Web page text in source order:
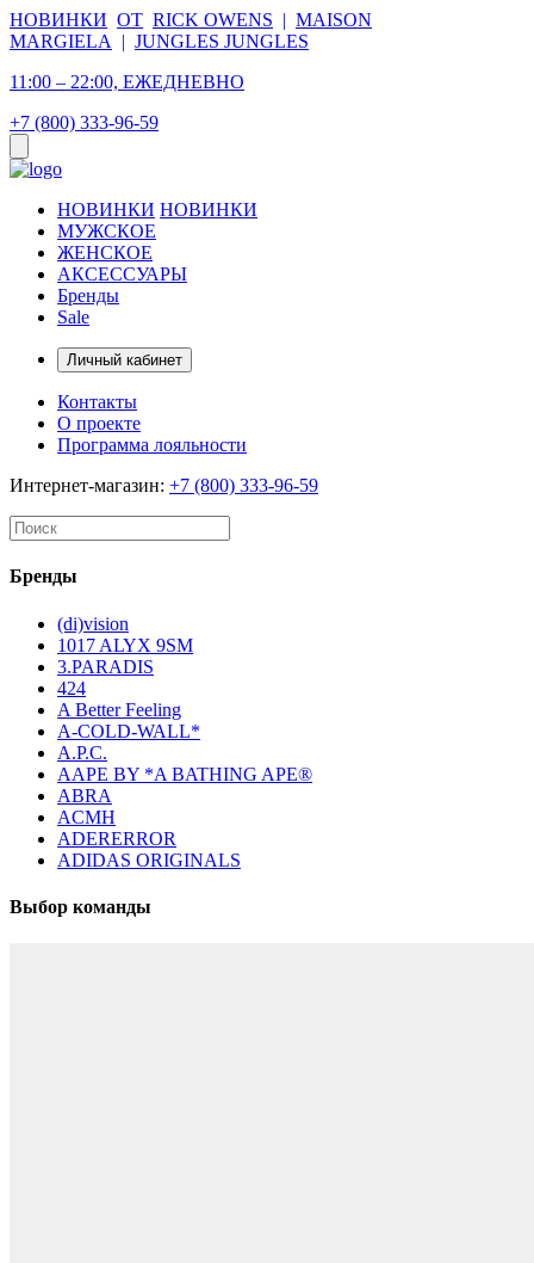
НОВИНКИ ОТ RICK OWENS | MAISON
MARGIELA
| JUNGLES JUNGLES
11:00 – 22:00, ЕЖЕДНЕВНО
+7 (800) 333-96-59
НОВИНКИ НОВИНКИ
МУЖСКОЕ
ЖЕНСКОЕ
АКСЕССУАРЫ
Бренды
Sale
Личный кабинет
Контакты
О проекте
Программа лояльности
Интернет-магазин: +7 (800) 333-96-59
Бренды
(di)vision
1017 ALYX 9SM
3.PARADIS
424
A Better Feeling
A-COLD-WALL*
A.P.C.
AAPE BY *A BATHING APE®
ABRA
ACMH
ADERERROR
ADIDAS ORIGINALS
Выбор команды